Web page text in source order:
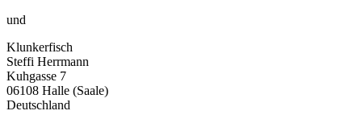
und
Klunkerfisch
Steffi Herrmann
Kuhgasse 7
06108 Halle (Saale)
Deutschland